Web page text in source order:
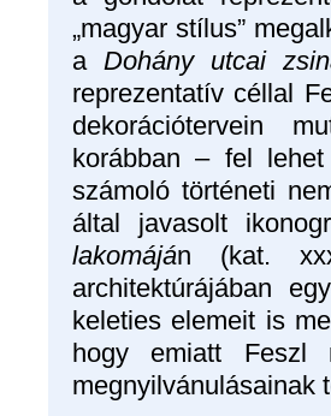
„magyar stílus”
a Dohány utcai
reprezentatív céllal
dekorációtervein
korábban – fel
számoló történeti
által javasolt
lakomáján (kat.
architektúrájában
keleties elemeit is
hogy emiatt Feszl
megnyilvánulásainak